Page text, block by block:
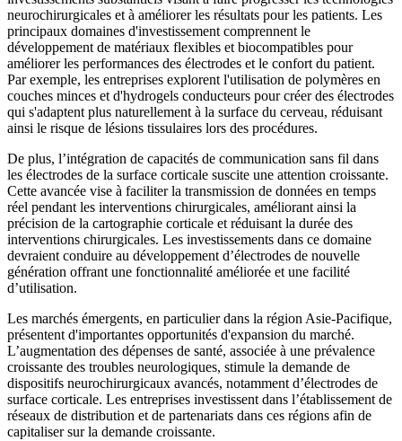
neurochirurgicales et à améliorer les résultats pour les patients. Les
principaux domaines d'investissement comprennent le
développement de matériaux flexibles et biocompatibles pour
améliorer les performances des électrodes et le confort du patient.
Par exemple, les entreprises explorent l'utilisation de polymères en
couches minces et d'hydrogels conducteurs pour créer des électrodes
qui s'adaptent plus naturellement à la surface du cerveau, réduisant
ainsi le risque de lésions tissulaires lors des procédures.
De plus, l’intégration de capacités de communication sans fil dans
les électrodes de la surface corticale suscite une attention croissante.
Cette avancée vise à faciliter la transmission de données en temps
réel pendant les interventions chirurgicales, améliorant ainsi la
précision de la cartographie corticale et réduisant la durée des
interventions chirurgicales. Les investissements dans ce domaine
devraient conduire au développement d’électrodes de nouvelle
génération offrant une fonctionnalité améliorée et une facilité
d’utilisation.
Les marchés émergents, en particulier dans la région Asie-Pacifique,
présentent d'importantes opportunités d'expansion du marché.
L’augmentation des dépenses de santé, associée à une prévalence
croissante des troubles neurologiques, stimule la demande de
dispositifs neurochirurgicaux avancés, notamment d’électrodes de
surface corticale. Les entreprises investissent dans l’établissement de
réseaux de distribution et de partenariats dans ces régions afin de
capitaliser sur la demande croissante.